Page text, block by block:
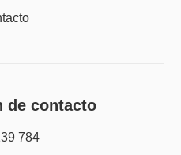
de contacto
784